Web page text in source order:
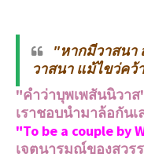
"หากมีวาสนา
วาสนา แม้ไขว่ค
"คำว่าบุพเพสันนิวา
เราชอบนำมาล้อกันเ
"To be a couple by
เจตนารมณ์ของสวร